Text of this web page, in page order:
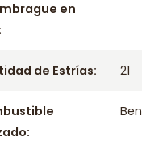
en
de Estrías: 21